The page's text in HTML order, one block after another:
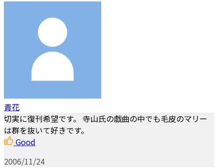
青花
切実に復刊希望です。 寺山氏の戯曲の中でも毛皮のマリー
は群を抜いて好きです。
Good
2006/11/24